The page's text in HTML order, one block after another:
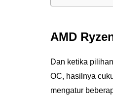
AMD
Dan ketika
OC, hasilnya
mengatur